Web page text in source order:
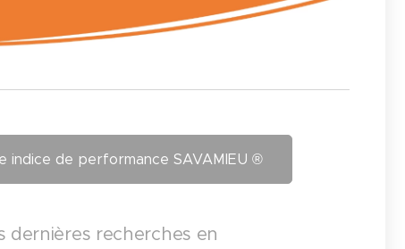
indice de performance SAVAMIEU ®
dernières recherches en